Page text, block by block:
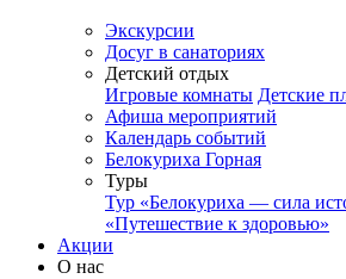
Экскурсии
Досуг в санаториях
Детский отдых
Игровые комнаты Детские
Афиша мероприятий
Календарь событий
Белокуриха Горная
Туры
Тур «Белокуриха — сила
«Путешествие к здоровью»
Акции
О нас